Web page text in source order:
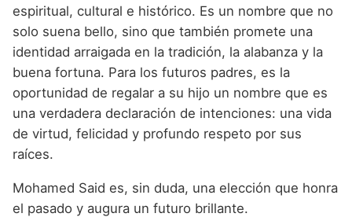
espiritual, cultural e histórico. Es un nombre que no
solo suena bello, sino que también promete una
identidad arraigada en la tradición, la alabanza y la
buena fortuna. Para los futuros padres, es la
oportunidad de regalar a su hijo un nombre que es
una verdadera declaración de intenciones: una vida
de virtud, felicidad y profundo respeto por sus
raíces.
Mohamed Said es, sin duda, una elección que honra
el pasado y augura un futuro brillante.